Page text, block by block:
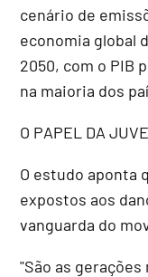
cenário de
economia global
2050, com o PIB
na maioria dos
O PAPEL DA
O estudo aponta
expostos aos
vanguarda do
"São as